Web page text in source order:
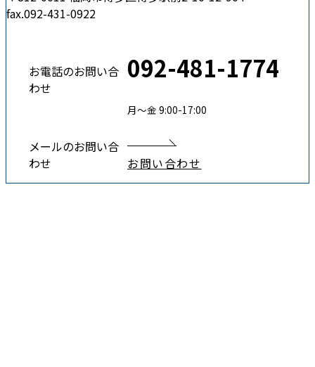
fax.092-431-0922
お電話のお問い合
わせ
092-481-1774
月〜金 9:00-17:00
メールのお問い合
わせ
お問い合わせ